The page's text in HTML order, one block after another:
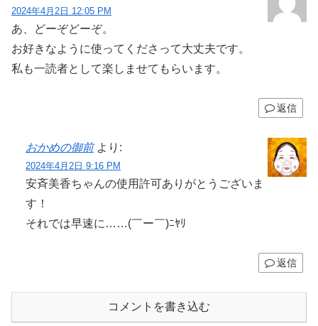
2024年4月2日 12:05 PM
あ、どーぞどーぞ。
お好きなように使ってくださって大丈夫です。
私も一読者として楽しませてもらいます。
返信
おかめの御前 より:
2024年4月2日 9:16 PM
安斉美香ちゃんの使用許可ありがとうございま
す！
それでは早速に……(￣ー￣)ﾆﾔﾘ
返信
コメントを書き込む